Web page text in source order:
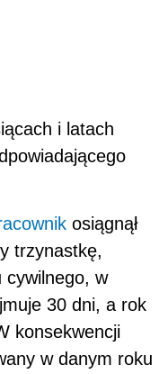
i latach
osiągnął
trzynastkę,
cywilnego, w
30 dni, a rok
konsekwencji
w danym roku